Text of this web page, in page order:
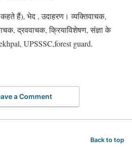
कहते हैं), भेद , उदाहरण। व्यक्तिवाचक,
द्रववाचक, क्रियाविशेषण, संज्ञा के
UPSSSC,forest guard.
a Comment
Back to top